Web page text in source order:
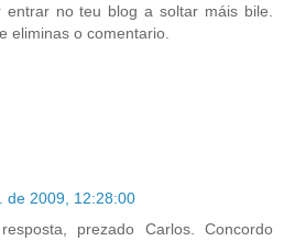
entrar no teu blog a soltar máis bile.
eliminas o comentario.
de 2009, 12:28:00
prezado Carlos. Concordo